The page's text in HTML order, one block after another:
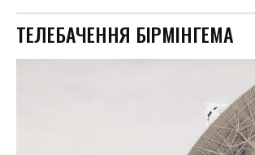
ТЕЛЕБАЧЕННЯ БІРМІНГЕМА